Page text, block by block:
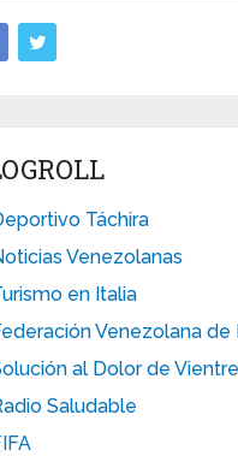
Táchira
Venezolanas
en Italia
Venezolana de
al Dolor de Vientre
Saludable